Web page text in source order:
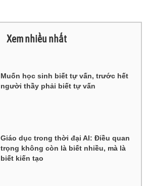
Xem nhiều nhất
Muốn học sinh biết tự vấn, trước hết
người thầy phải biết tự vấn
Giáo dục trong thời đại AI: Điều quan
trọng không còn là biết nhiều, mà là
biết kiến tạo